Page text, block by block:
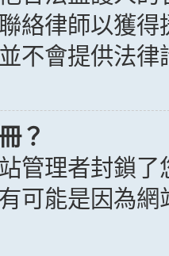
絡律師以獲
不會提供法
？
管理者封鎖
可能是因為